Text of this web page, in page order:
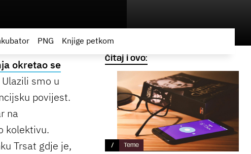
PNG Knjige petkom
okretao se
Ulazili smo u
povijest.
na
kolektivu.
Trsat gdje je,
Čitaj i ovo:
/ Teme